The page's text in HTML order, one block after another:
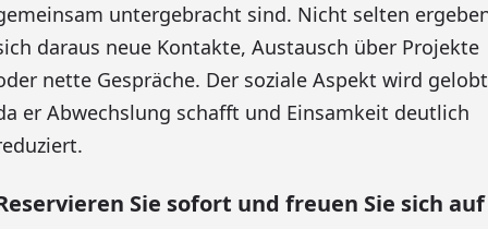
untergebracht sind. Nicht selten
daraus neue Kontakte, Austausch über Projekte
nette Gespräche. Der soziale Aspekt wird
er Abwechslung schafft und Einsamkeit deutlich
Sie sofort und freuen Sie sich auf